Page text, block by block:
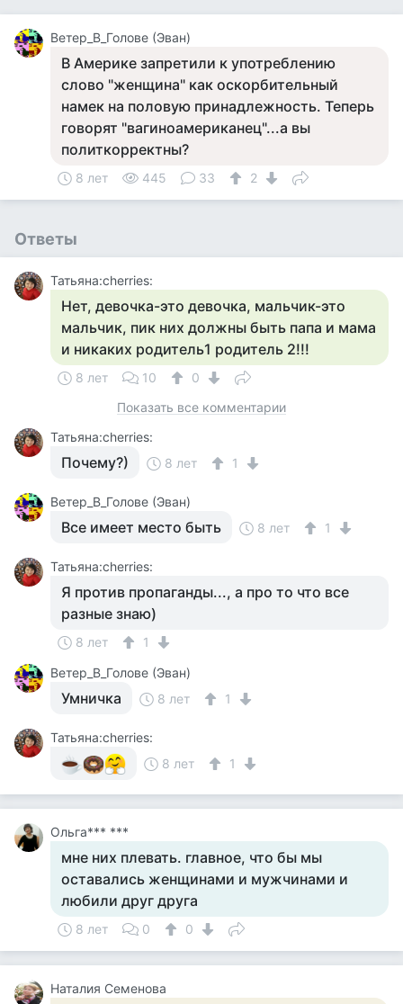
Ветер_В_Голове (Эван)
В Америке запретили к употреблению
слово "женщина" как оскорбительный
намек на половую принадлежность. Теперь
говорят "вагиноамерикaнец"...а вы
политкорректны?
8 лет 445 33 2
Ответы
Татьяна:cherries:
Нет, девочка-это девочка, мальчик-это
мальчик, пик них должны быть папа и мама
и никаких родитель1 родитель 2!!!
8 лет 10
0
Показать все комментарии
Татьяна:cherries:
Почему?) 8 лет 1
Ветер_В_Голове (Эван)
Все имеет место быть 8 лет 1
Татьяна:cherries:
Я против пропаганды..., а про то что все
разные знаю)
8 лет
1
Ветер_В_Голове (Эван)
Умничка 8 лет 1
Татьяна:cherries:
8 лет
1
Ольга*** ***
мне них плевать. главное, что бы мы
оставались женщинами и мужчинами и
любили друг друга
8 лет 0 0
Наталия Семенова